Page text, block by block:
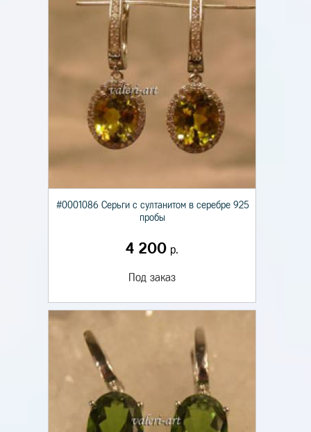
#0001086 Серьги с султанитом в серебре 925
пробы
4 200 р.
Под заказ